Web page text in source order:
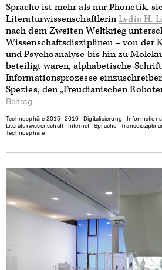
Sprache ist mehr als nur Phonetik,
LiteraturwissenschaftlerinLydia H.
nach dem Zweiten Weltkrieg
Wissenschaftsdisziplinen – von der
und Psychoanalyse bis hin zu
beteiligt waren, alphabetische
Informationsprozesse
Spezies, den „Freudianischen
Beitrag...
Technosphäre 2015–2019 ∙ Digitalisierung ∙
Literaturwissenschaft ∙ Internet ∙Sprache ∙
Technosphäre